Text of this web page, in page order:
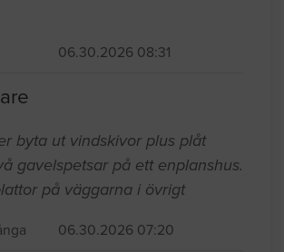
06.30.2026 08:31
byta ut vindskivor plus plåt
gavelspetsar på ett enplanshus.
på väggarna i övrigt
06.30.2026 07:20